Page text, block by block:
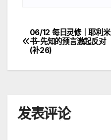
文
章
06/12 每日灵修｜耶利米
书-先知的预言激起反对
(补26)
发表评论